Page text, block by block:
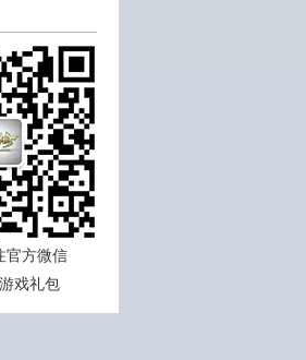
官方微信
戏礼包